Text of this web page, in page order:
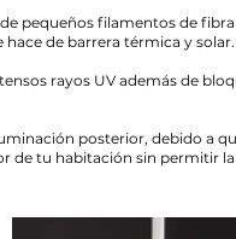
pequeños filamentos de
de barrera térmica y solar.
rayos UV además de
posterior, debido a
de tu habitación sin permitir